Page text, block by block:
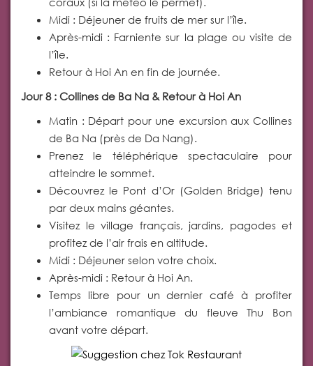
Midi : Déjeuner de fruits de mer sur l’île.
Après-midi : Farniente sur la plage ou visite de
l’île.
Retour à Hoi An en fin de journée.
Jour 8 : Collines de Ba Na & Retour à Hoi An
Matin : Départ pour une excursion aux Collines
de Ba Na (près de Da Nang).
Prenez le téléphérique spectaculaire pour
atteindre le sommet.
Découvrez le Pont d’Or (Golden Bridge) tenu
par deux mains géantes.
Visitez le village français, jardins, pagodes et
profitez de l’air frais en altitude.
Midi : Déjeuner selon votre choix.
Après-midi : Retour à Hoi An.
Temps libre pour un dernier café à profiter
l’ambiance romantique du fleuve Thu Bon
avant votre départ.